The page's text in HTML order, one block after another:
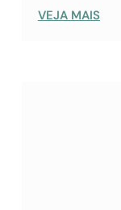
VEJA MAIS